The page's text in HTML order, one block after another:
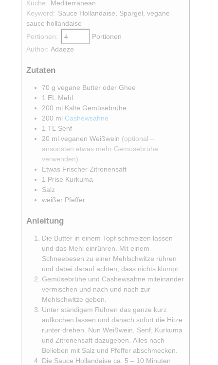
Küche: Mediterranean
Keyword: Sauce Hollandaise, Spargel, vegane
sauce hollandaise
Portionen:
Portionen
Author:Adaeze
Zutaten
70 g vegane Butter oder Ghee
1 EL Mehl
200 ml Kalte Gemüsebrühe
200 ml Cashewsahne
1 TL Senf
20 ml veganen Weißwein (optional –
ansonsten etwas mehr Gemüsebrühe
verwenden)
Etwas Frischer Zitronensaft
1 Prise Kurkuma
Salz
weißer Pfeffer
Anleitung
Die Butter in einem Topf schmelzen lassen
und das Mehl einrühren. Mit einem
Schneebesen zu einer Mehlschwitze rühren
und dabei darauf achten, dass nichts klumpt.
Gemüsebrühe und Cashewsahne miteinander
vermischen und nach und nach zur
Mehlschwitze geben.
Unter ständigem Rühren das ganze kurz
aufkochen lassen und danach sofort die Hitze
runter drehen. Nun Weißwein, Senf, Kurkuma
und Zitronensaft dazugeben. Alles nach
Belieben mit Salz und Pfeffer abschmecken.
Die Sauce Hollandaise ca. 5 – 10 Minuten